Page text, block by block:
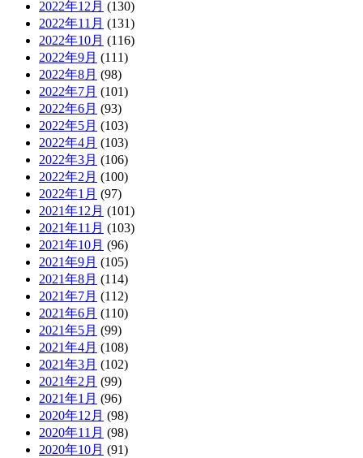
2022年12月 (130)
2022年11月 (131)
2022年10月 (116)
2022年9月 (111)
2022年8月 (98)
2022年7月 (101)
2022年6月 (93)
2022年5月 (103)
2022年4月 (103)
2022年3月 (106)
2022年2月 (100)
2022年1月 (97)
2021年12月 (101)
2021年11月 (103)
2021年10月 (96)
2021年9月 (105)
2021年8月 (114)
2021年7月 (112)
2021年6月 (110)
2021年5月 (99)
2021年4月 (108)
2021年3月 (102)
2021年2月 (99)
2021年1月 (96)
2020年12月 (98)
2020年11月 (98)
2020年10月 (91)